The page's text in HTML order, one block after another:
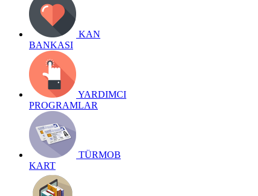
KAN
BANKASI
YARDIMCI
PROGRAMLAR
TÜRMOB
KART